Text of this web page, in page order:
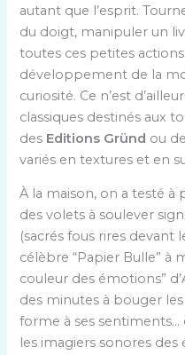
autant que l’esprit.
du doigt, manipuler un
toutes ces petites
développement de la
curiosité. Ce n’est
classiques destinés aux
des Editions Gründ ou de
variés en textures et en
À la maison, on a testé à
des volets à soulever
(sacrés fous rires devant
célèbre “Papier Bulle” à
couleur des émotions”
des minutes à bouger
forme à ses sentiments…
les imagiers sonores